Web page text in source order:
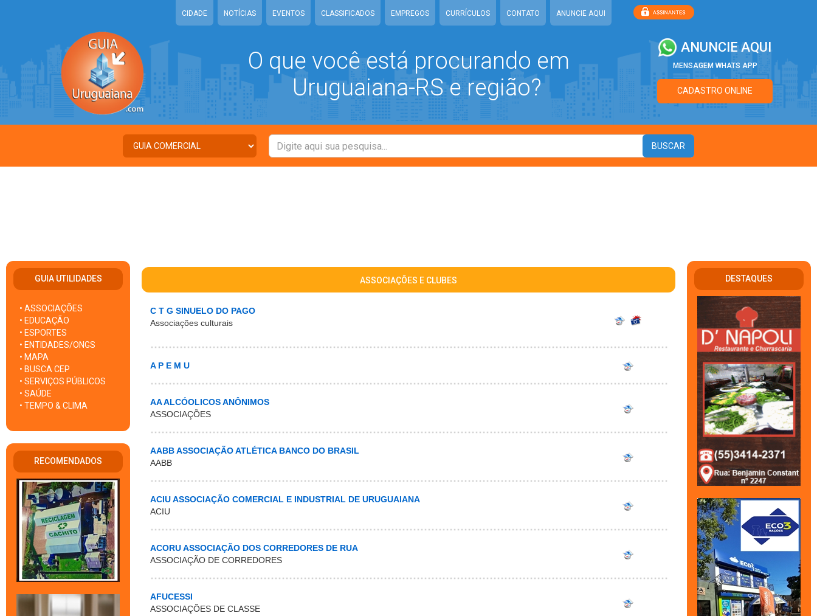
CIDADE NOTÍCIAS EVENTOS CLASSIFICADOS EMPREGOS CURRÍCULOS CONTATO ANUNCIE AQUI
O que você está procurando em
Uruguaiana-RS e região?
ANUNCIE AQUI
MENSAGEM WHATS APP
CADASTRO ONLINE
GUIA UTILIDADES
• ASSOCIAÇÕES
• EDUCAÇÃO
• ESPORTES
• ENTIDADES/ONGS
• MAPA
• BUSCA CEP
• SERVIÇOS PÚBLICOS
• SAÚDE
• TEMPO & CLIMA
RECOMENDADOS
ASSOCIAÇÕES E CLUBES
C T G SINUELO DO PAGO
Associações culturais
A P E M U
AA ALCÓOLICOS ANÔNIMOS
ASSOCIAÇÕES
AABB ASSOCIAÇÃO ATLÉTICA BANCO DO BRASIL
AABB
ACIU ASSOCIAÇÃO COMERCIAL E INDUSTRIAL DE URUGUAIANA
ACIU
ACORU ASSOCIAÇÃO DOS CORREDORES DE RUA
ASSOCIAÇÃO DE CORREDORES
AFUCESSI
ASSOCIAÇÕES DE CLASSE
DESTAQUES